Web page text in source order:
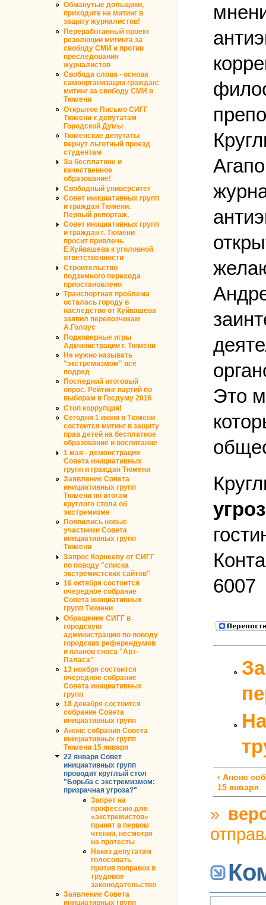
Обманутые дольщики,
приходите на митинг в
защиту журналистов!
Переработанный проект
резолюции митинга за
свободу СМИ и против
преследования
журналистов
Свобода слова - основа
самоорганизации граждан:
митинг за свободу СМИ в
Тюмени
Открытое Письмо СИГГ
Тюмени к депутатам
Городской Думы
Тюменские депутаты
вернут льготный проезд
студентам
За бесплатное и
качественное
образование!
Свободный университет
Совет инициативных групп
и граждан Тюмени.
Первый репортаж.
Совет инициативных групп
и граждан г. Тюмени
просит привлечь
Е.Куйвашева к уголовной
ответственности
Строительство
подземного перехода
приостановлено
Транспортная проблема
осталась городу в
наследство от Куйвашева
заявил перевозчикам
А.Голоус
Подковерные игры
Администрации г. Тюмени
Не нужно называть
"экстремизмом" всё
подряд
Последний итоговый
опрос. Рейтинг партий по
выборам в Госдуму 2016
Стоп коррупция!
Сегодня 1 июня в Тюмени
состоится митинг в защиту
прав детей на бесплатное
образование и воспитание
1 мая - демонстрация
Совета инициативных
групп и граждан Тюмени
Заявление Совета
инициативных групп
Тюмени по итогам
круглого стола об
экстремизме
Появились новые
участники Совета
инициативных групп
Тюмени
Запрос Корнееву от СИГГ
по поводу "списка
экстремистских сайтов"
16 октября состоится
очередное собрание
Совета инициативных
групп Тюмени
Обращение СИГГ в
городскую
администрацию по поводу
городских референдумов
и планов сноса "Арт-
Паласа"
13 ноября состоится
очередное собрание
Совета инициативных
групп
18 декабря состоится
собрание Совета
инициативных групп
Анонс собрания Совета
инициативных групп
Тюмени 15 января
22 января Совет
инициативных групп
проводит круглый стол
"Борьба с экстремизмом:
призрачная угроза?"
Запрет на
профессию для
«экстремистов»
принят в первом
чтении, несмотря
на протесты
Наказ депутатам
голосовать
против поправок в
трудовое
законодательство
Заявление Совета
инициативных групп
Это
6007
‹ Анонс
15 января
»